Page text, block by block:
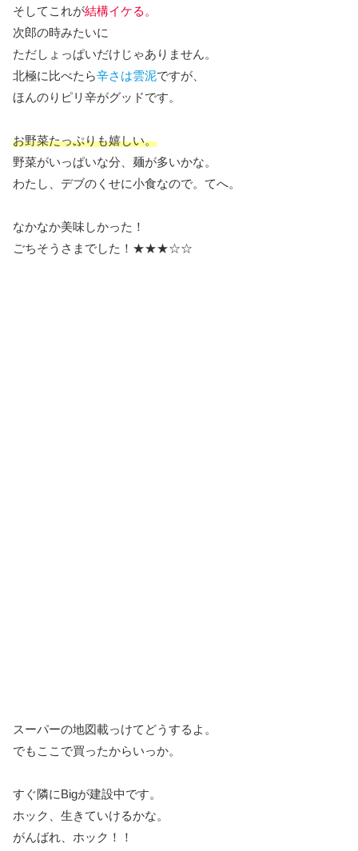
そしてこれが結構イケる。
次郎の時みたいに
ただしょっぱいだけじゃありません。
北極に比べたら辛さは雲泥ですが、
ほんのりピリ辛がグッドです。
お野菜たっぷりも嬉しい。
野菜がいっぱいな分、麺が多いかな。
わたし、デブのくせに小食なので。てへ。
なかなか美味しかった！
ごちそうさまでした！★★★☆☆
スーパーの地図載っけてどうするよ。
でもここで買ったからいっか。
すぐ隣にBigが建設中です。
ホック、生きていけるかな。
がんばれ、ホック！！